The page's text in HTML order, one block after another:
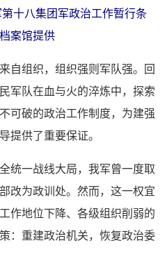
十八集团军政治工作暂行条
案馆提供
自组织，组织强则军队强。回
军队在血与火的淬炼中，探索
可破的政治工作制度，为建强
提供了重要保证。
统一战线大局，我军曾一度取
改为政训处。然而，这一权宜
作地位下降、各级组织削弱的
：重建政治机关，恢复政治委